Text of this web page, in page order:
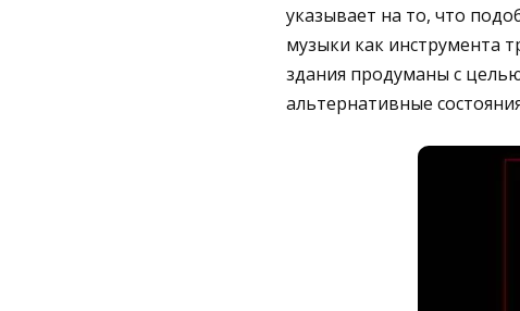
указывает на то, что
музыки как инструмента
здания продуманы с
альтернативные